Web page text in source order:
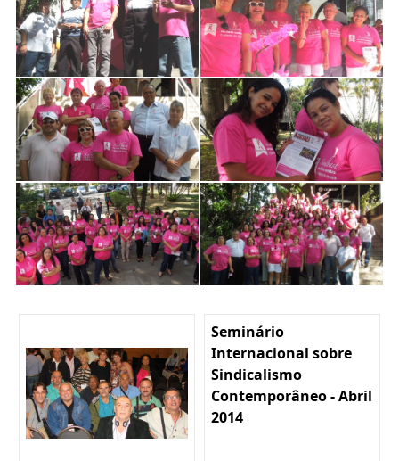
Seminário
Internacional sobre
Sindicalismo
Contemporâneo - Abril
2014